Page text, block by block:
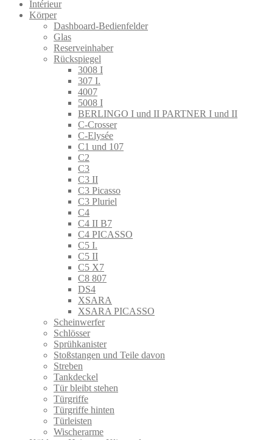
Intérieur
Körper
Dashboard-Bedienfelder
Glas
Reserveinhaber
Rückspiegel
3008 I
307 I.
4007
5008 I
BERLINGO I und II PARTNER I und II
C-Crosser
C-Elysée
C1 und 107
C2
C3
C3 II
C3 Picasso
C3 Pluriel
C4
C4 II B7
C4 PICASSO
C5 I.
C5 II
C5 X7
C8 807
DS4
XSARA
XSARA PICASSO
Scheinwerfer
Schlösser
Sprühkanister
Stoßstangen und Teile davon
Streben
Tankdeckel
Tür bleibt stehen
Türgriffe
Türgriffe hinten
Türleisten
Wischerarme